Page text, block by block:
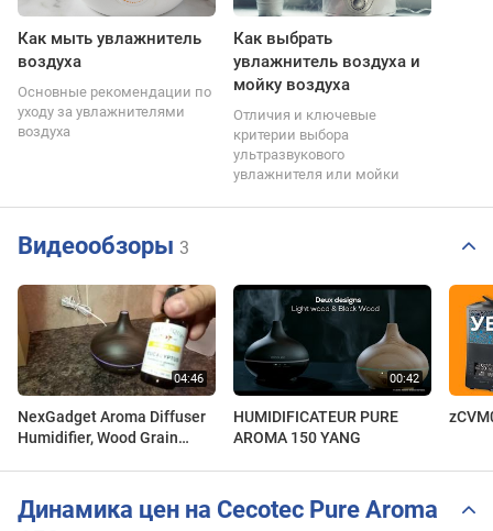
Как мыть увлажнитель
воздуха
Основные рекомендации по
уходу за увлажнителями
воздуха
Как выбрать
увлажнитель воздуха и
мойку воздуха
Отличия и ключевые
критерии выбора
ультразвукового
увлажнителя или мойки
Видеообзоры 3
NexGadget Aroma Diffuser
Humidifier, Wood Grain
HUMIDIFICATEUR PURE
AROMA 150 YANG
Динамика цен на Cecotec Pure Aroma